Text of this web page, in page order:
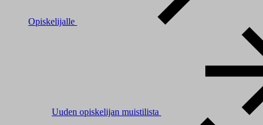
Opiskelijalle
Uuden opiskelijan muistilista